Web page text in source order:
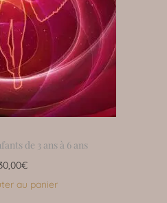
de 3 ans à 6 ans
€
au panier